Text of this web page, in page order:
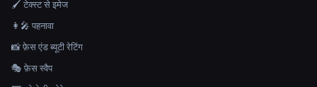
🖌️ टेक्स्ट से इमेज
👩‍🎤 पहनावा
📸 फ़ेस एंड ब्यूटी रेटिंग
🎭 फ़ेस स्वैप